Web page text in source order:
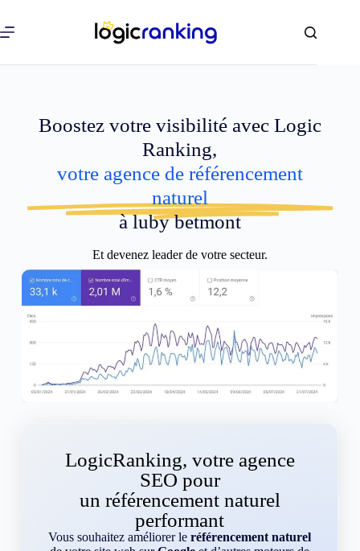
Boostez votre visibilité avec Logic
Ranking,
votre agence de référencement
naturel
à luby betmont
Et devenez leader de votre secteur.
LogicRanking, votre agence
SEO pour
un référencement naturel
performant
Vous souhaitez améliorer leréférencement naturel